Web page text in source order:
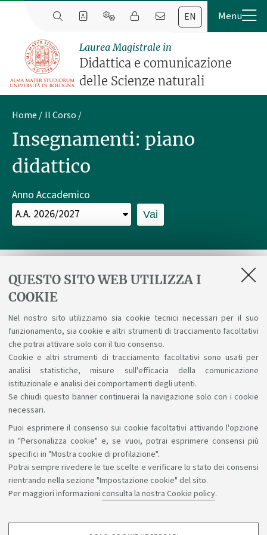
QUESTO SITO WEB UTILIZZA I
COOKIE
Nel nostro sito utilizziamo sia cookie tecnici necessari per il suo
funzionamento, sia cookie e altri strumenti di tracciamento facoltativi
che potrai attivare solo con il tuo consenso.
Cookie e altri strumenti di tracciamento facoltativi sono usati per
analisi statistiche, misure sull'efficacia della comunicazione
istituzionale e analisi dei comportamenti degli utenti.
Se chiudi questo banner continuerai la navigazione solo con i cookie
necessari.
Puoi esprimere il consenso sui cookie facoltativi attivando l'opzione
in "Personalizza cookie" e, se vuoi, potrai esprimere consensi più
specifici in "Mostra cookie di profilazione".
Potrai sempre rivedere le tue scelte e verificare lo stato dei consensi
rientrando nella sezione "Impostazione cookie" del sito.
Per maggiori informazioni consulta la nostra Cookie policy.
EN
Laurea Magistrale in
Didattica e comunicazione
delle Scienze naturali
Home Il Corso
Insegnamenti: piano
didattico
Anno Accademico
Vai
Il piano didattico online non è disponibile
In evidenza
Riconoscimento crediti
Sosteniamo il diritto alla conoscenza
Seguici su: